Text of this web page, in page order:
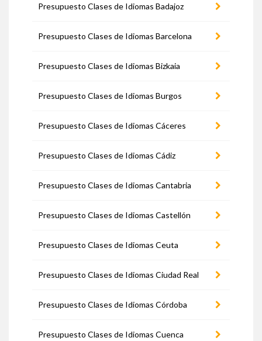
Presupuesto Clases de Idiomas Badajoz
Presupuesto Clases de Idiomas Barcelona
Presupuesto Clases de Idiomas Bizkaia
Presupuesto Clases de Idiomas Burgos
Presupuesto Clases de Idiomas Cáceres
Presupuesto Clases de Idiomas Cádiz
Presupuesto Clases de Idiomas Cantabria
Presupuesto Clases de Idiomas Castellón
Presupuesto Clases de Idiomas Ceuta
Presupuesto Clases de Idiomas Ciudad Real
Presupuesto Clases de Idiomas Córdoba
Presupuesto Clases de Idiomas Cuenca